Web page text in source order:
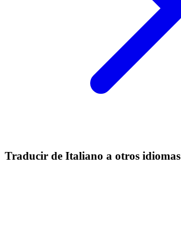
Traducir de Italiano a otros idiomas